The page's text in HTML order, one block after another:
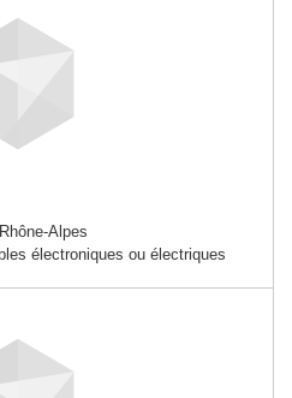
Alpes
électroniques ou électriques